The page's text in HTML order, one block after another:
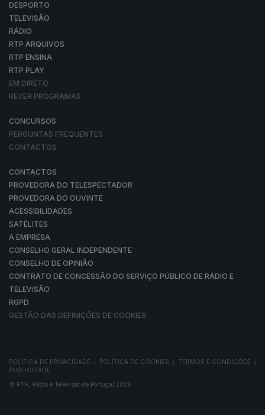
DESPORTO
TELEVISÃO
RÁDIO
RTP ARQUIVOS
RTP ENSINA
RTP PLAY
EM DIRETO
REVER PROGRAMAS
CONCURSOS
PERGUNTAS FREQUENTES
CONTACTOS
CONTACTOS
PROVEDORA DO TELESPECTADOR
PROVEDORA DO OUVINTE
ACESSIBILIDADES
SATÉLITES
A EMPRESA
CONSELHO GERAL INDEPENDENTE
CONSELHO DE OPINIÃO
CONTRATO DE CONCESSÃO DO SERVIÇO PÚBLICO DE RÁDIO E
TELEVISÃO
RGPD
GESTÃO DAS DEFINIÇÕES DE COOKIES
POLÍTICA DE PRIVACIDADE POLÍTICA DE COOKIES TERMOS E CONDIÇÕES
PUBLICIDADE
© RTP, Rádio e Televisão de Portugal 2026